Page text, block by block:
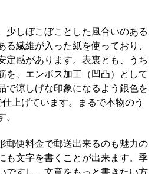
少しぼこぼことした風合いのある
る繊維が入った紙を使っており、
定感があります。 表裏とも
うち
を、 エンボス加工 （凹凸）として
で涼しげな印象になるよう銀色を
仕上げています。
まるで本物のう
。
郵便料金で郵送出来るのも魅力の
も文字を書くことが出来ます。季